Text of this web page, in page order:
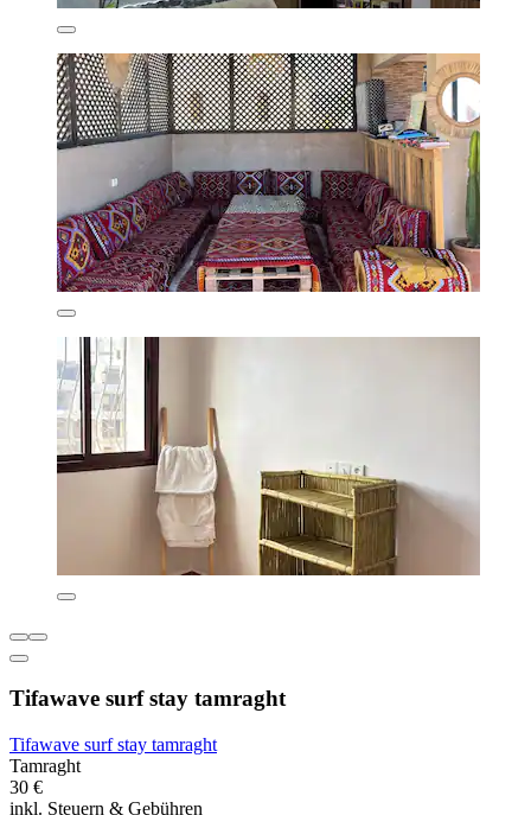
Tifawave surf stay tamraght
Tifawave surf stay tamraght
Tamraght
30 €
inkl. Steuern & Gebühren